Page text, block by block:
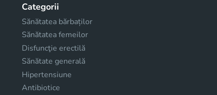
Categorii
Sănătatea bărbaților
Sănătatea femeilor
Disfuncţie erectilă
Sănătate generală
Hipertensiune
Antibiotice